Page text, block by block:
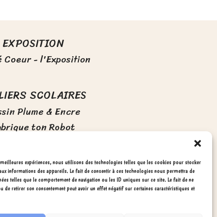
expériences, nous utilisons des technologies telles que les cookies pour stocker
informations des appareils. Le fait de consentir à ces technologies nous permettra de
telles que le comportement de navigation ou les ID uniques sur ce site. Le fait de ne
de retirer son consentement peut avoir un effet négatif sur certaines caractéristiques et
EXPOSITION
Coeur - l'Exposition
SCOLAIRES
Plume & Encre
ton Robot
CADEAUX !
de Sacré-Coeur
de Victor & Adélie